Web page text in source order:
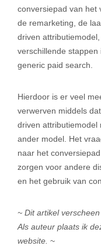
conversiepad van het
de remarketing, de
driven
verschillende
generic paid search.
Hierdoor is er veel
verwerven middels
driven attributiemodel
ander model. Het
naar het
zorgen voor andere
en het gebruik van
~ Dit artikel
Als auteur plaats ik
website. ~